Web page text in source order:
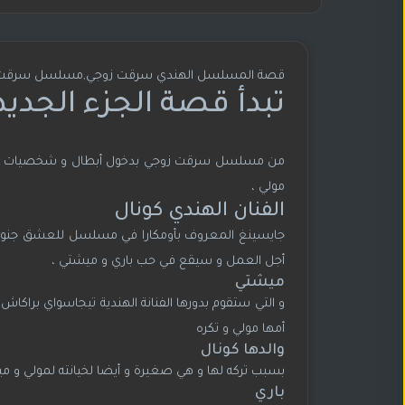
قصة المسلسل الهندي سرقت زوجي,مسلسل سرقت
تبدأ قصة الجزء
من مسلسل سرقت زوجي بدخول أبطال و شخصيات
مولي ،
الفنان الهندي كونال
جايسينغ المعروف بأومكارا في مسلسل للعشق
أجل العمل و سيقع في حب باري و ميشتي ،
ميشتي
و التي ستقوم بدورها الفنانة الهندية تيجاسواي
أمها مولي و تكره
والدها كونال
بسبب تركه لها و هي صغيرة و أيضا لخيانته لمولي
باري